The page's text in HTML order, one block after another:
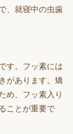
、就寝中の虫歯
す。フッ素には
があります。矯
め、フッ素入り
ことが重要で